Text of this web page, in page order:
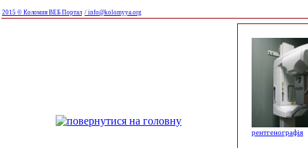
2015 © Коломия ВЕБ Портал / info@kolomyya.org
рентгенографія